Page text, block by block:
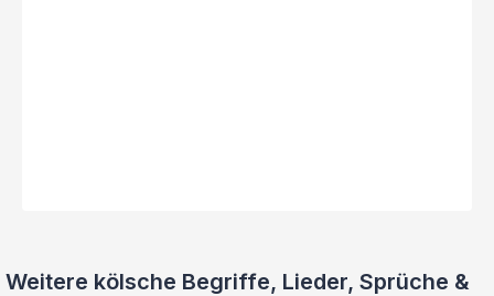
Weitere kölsche Begriffe, Lieder, Sprüche &